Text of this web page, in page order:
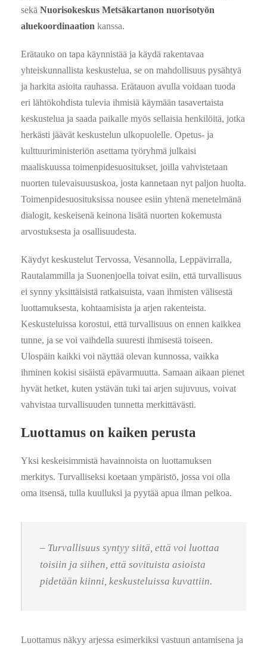
sekä Nuorisokeskus Metsäkartanon nuorisotyön
aluekoordinaation kanssa.
Erätauko on tapa käynnistää ja käydä rakentavaa
yhteiskunnallista keskustelua, se on mahdollisuus pysähtyä
ja harkita asioita rauhassa. Erätauon avulla voidaan tuoda
eri lähtökohdista tulevia ihmisiä käymään tasavertaista
keskustelua ja saada paikalle myös sellaisia henkilöitä, jotka
herkästi jäävät keskustelun ulkopuolelle. Opetus- ja
kulttuuriministeriön asettama työryhmä julkaisi
maaliskuussa toimenpidesuositukset, joilla vahvistetaan
nuorten tulevaisuususkoa, josta kannetaan nyt paljon huolta.
Toimenpidesuosituksissa nousee esiin yhtenä menetelmänä
dialogit, keskeisenä keinona lisätä nuorten kokemusta
arvostuksesta ja osallisuudesta.
Käydyt keskustelut Tervossa, Vesannolla, Leppävirralla,
Rautalammilla ja Suonenjoella toivat esiin, että turvallisuus
ei synny yksittäisistä ratkaisuista, vaan ihmisten välisestä
luottamuksesta, kohtaamisista ja arjen rakenteista.
Keskusteluissa korostui, että turvallisuus on ennen kaikkea
tunne, ja se voi vaihdella suuresti ihmisestä toiseen.
Ulospäin kaikki voi näyttää olevan kunnossa, vaikka
ihminen kokisi sisäistä epävarmuutta. Samaan aikaan pienet
hyvät hetket, kuten ystävän tuki tai arjen sujuvuus, voivat
vahvistaa turvallisuuden tunnetta merkittävästi.
Luottamus on kaiken perusta
Yksi keskeisimmistä havainnoista on luottamuksen
merkitys. Turvalliseksi koetaan ympäristö, jossa voi olla
oma itsensä, tulla kuulluksi ja pyytää apua ilman pelkoa.
– Turvallisuus syntyy siitä, että voi luottaa
toisiin ja siihen, että sovituista asioista
pidetään kiinni, keskusteluissa kuvattiin.
Luottamus näkyy arjessa esimerkiksi vastuun antamisena ja